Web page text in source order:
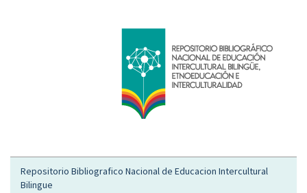
Repositorio Bibliografico Nacional de Educacion Intercultural
Bilingue